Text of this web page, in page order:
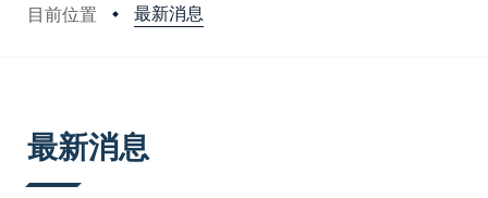
目前位置 最新消息
最新消息